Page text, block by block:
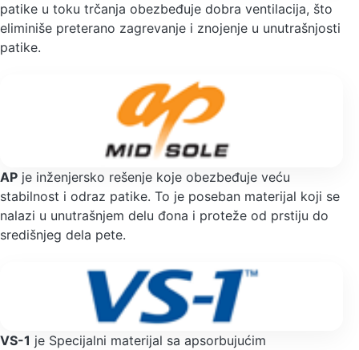
patike u toku trčanja obezbeđuje dobra ventilacija, što
eliminiše preterano zagrevanje i znojenje u unutrašnjosti
patike.
AP je inženjersko rešenje koje obezbeđuje veću
stabilnost i odraz patike. To je poseban materijal koji se
nalazi u unutrašnjem delu đona i proteže od prstiju do
središnjeg dela pete.
VS-1 je Specijalni materijal sa apsorbujućim